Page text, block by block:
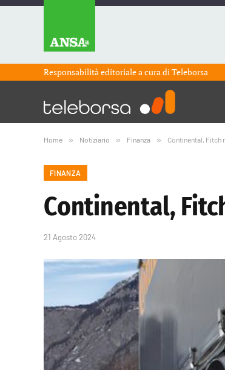
Responsabilità editoriale a cura diTeleborsa
Home » Notiziario » Finanza » Continental, Fitch
FINANZA
Continental,
21 Agosto 2024